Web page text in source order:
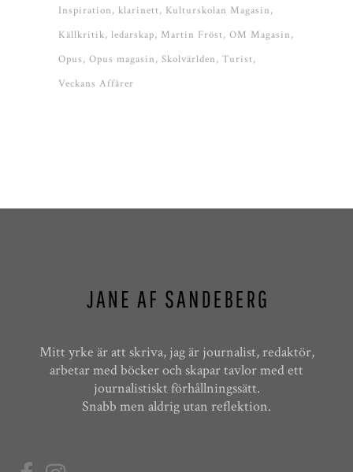
Inspiration klarinett Kulturskolan Magasin
Källkritik ledarskap Martin Fröst OM Magasin
Opus Opus magasin Skolvärlden Turist
Veckans Affärer
Mitt yrke är att skriva, jag är journalist, redaktör,
arbetar med böcker och skapar tavlor med ett
journalistiskt förhållningssätt.
Snabb men aldrig utan reflektion.